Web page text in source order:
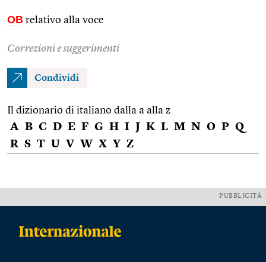
OB relativo alla voce
Correzioni e suggerimenti
Condividi
Il dizionario di italiano dalla a alla z
A B C D E F G H I J K L M N O P Q
R S T U V W X Y Z
PUBBLICITÀ